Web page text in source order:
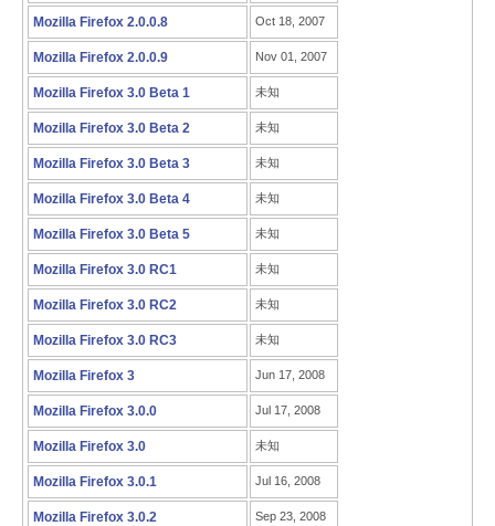
Mozilla Firefox 2.0.0.8 Oct 18, 2007
Mozilla Firefox 2.0.0.9 Nov 01, 2007
Mozilla Firefox 3.0 Beta 1 未知
Mozilla Firefox 3.0 Beta 2 未知
Mozilla Firefox 3.0 Beta 3 未知
Mozilla Firefox 3.0 Beta 4 未知
Mozilla Firefox 3.0 Beta 5 未知
Mozilla Firefox 3.0 RC1 未知
Mozilla Firefox 3.0 RC2 未知
Mozilla Firefox 3.0 RC3 未知
Mozilla Firefox 3 Jun 17, 2008
Mozilla Firefox 3.0.0 Jul 17, 2008
Mozilla Firefox 3.0 未知
Mozilla Firefox 3.0.1 Jul 16, 2008
Mozilla Firefox 3.0.2 Sep 23, 2008